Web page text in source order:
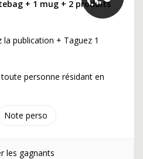
Note perso
+ 1 mug + 2 produits
publication + Taguez 1
personne résidant en
les gagnants